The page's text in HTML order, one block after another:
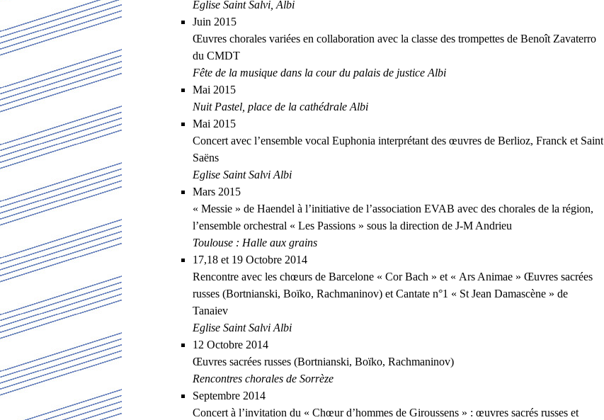
Eglise Saint Salvi, Albi
Juin 2015
Œuvres chorales variées en collaboration avec la classe des trompettes de Benoît Zavaterro
du CMDT
Fête de la musique dans la cour du palais de justice Albi
Mai 2015
Nuit Pastel, place de la cathédrale Albi
Mai 2015
Concert avec l’ensemble vocal Euphonia interprétant des œuvres de Berlioz, Franck et Saint
Saëns
Eglise Saint Salvi Albi
Mars 2015
« Messie » de Haendel à l’initiative de l’association EVAB avec des chorales de la région,
l’ensemble orchestral « Les Passions » sous la direction de J-M Andrieu
Toulouse : Halle aux grains
17,18 et 19 Octobre 2014
Rencontre avec les chœurs de Barcelone « Cor Bach » et « Ars Animae » Œuvres sacrées
russes (Bortnianski, Boïko, Rachmaninov) et Cantate n°1 « St Jean Damascène » de
Tanaiev
Eglise Saint Salvi Albi
12 Octobre 2014
Œuvres sacrées russes (Bortnianski, Boïko, Rachmaninov)
Rencontres chorales de Sorrèze
Septembre 2014
Concert à l’invitation du « Chœur d’hommes de Giroussens » : œuvres sacrés russes et